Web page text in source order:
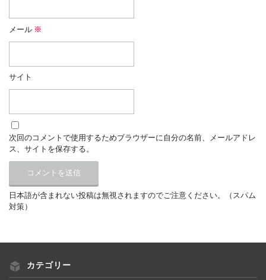
メール ※
サイト
次回のコメントで使用するためブラウザーに自分の名前、メールアドレ
ス、サイトを保存する。
日本語が含まれない投稿は無視されますのでご注意ください。（スパム
対策）
カテゴリー